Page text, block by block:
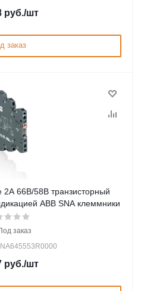
руб./шт
заказ
2А 66В/58В транзисторный
ABB SNA клеммники
заказ
руб./шт